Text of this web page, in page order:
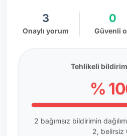
3
Onaylı yorum
0
Güvenli
Tehlikeli bildirim
%
2 bağımsız bildirimin
2, belirsiz